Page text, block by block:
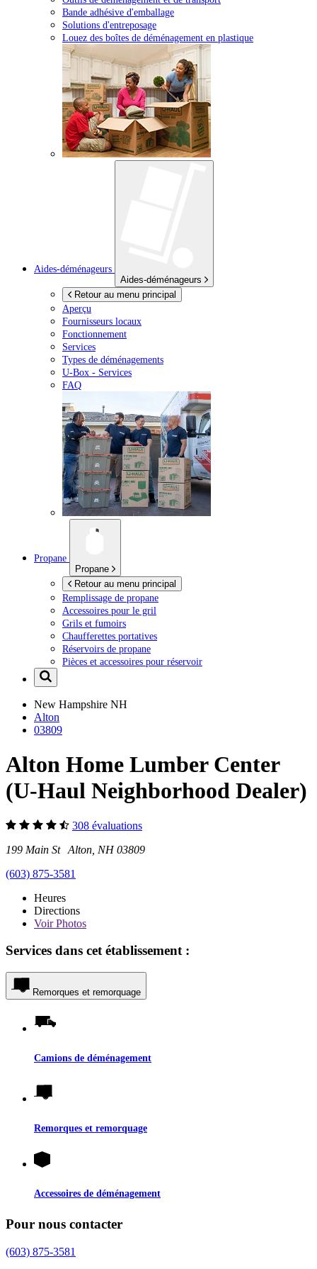
Bande adhésive d'emballage
Solutions d'entreposage
Louez des boîtes de déménagement en plastique
Aides-déménageurs
Aides-déménageurs
Retour au menu principal
Aperçu
Fournisseurs locaux
Fonctionnement
Services
Types de déménagements
U-Box - Services
FAQ
Propane
Propane
Retour au menu principal
Remplissage de propane
Accessoires pour le gril
Grils et fumoirs
Chaufferettes portatives
Réservoirs de propane
Pièces et accessoires pour réservoir
New Hampshire NH
Alton
03809
Alton Home Lumber Center
(U-Haul Neighborhood Dealer)
308 évaluations
199 Main St Alton, NH 03809
(603) 875-3581
Heures
Directions
VoirPhotos
Services dans cet établissement :
Remorques et remorquage
Camions de déménagement
Remorques et remorquage
Accessoires de déménagement
Pour nous contacter
(603) 875-3581